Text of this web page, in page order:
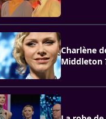
Charlène
Middleton